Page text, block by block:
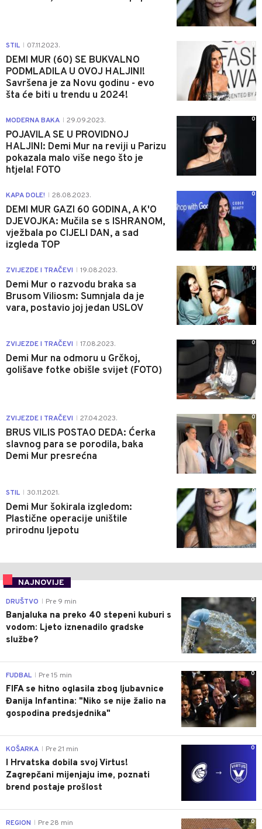
STIL 07.11.2023.
DEMI MUR (60) SE BUKVALNO
PODMLADILA U OVOJ HALJINI!
Savršena je za Novu godinu - evo
šta će biti u trendu u 2024!
MODERNA BAKA 29.09.2023.
POJAVILA SE U PROVIDNOJ
HALJINI: Demi Mur na reviji u Parizu
pokazala malo više nego što je
htjela! FOTO
0
KAPA DOLE! 28.08.2023.
DEMI MUR GAZI 60 GODINA, A K'O
DJEVOJKA: Mučila se s ISHRANOM,
vježbala po CIJELI DAN, a sad
izgleda TOP
0
ZVIJEZDE I TRAČEVI 19.08.2023.
Demi Mur o razvodu braka sa
Brusom Viliosm: Sumnjala da je
vara, postavio joj jedan USLOV
0
ZVIJEZDE I TRAČEVI 17.08.2023.
Demi Mur na odmoru u Grčkoj,
golišave fotke obišle svijet (FOTO)
0
ZVIJEZDE I TRAČEVI 27.04.2023.
BRUS VILIS POSTAO DEDA: Ćerka
slavnog para se porodila, baka
Demi Mur presrećna
0
STIL 30.11.2021.
Demi Mur šokirala izgledom:
Plastične operacije uništile
prirodnu ljepotu
0
NAJNOVIJE
0
DRUŠTVO Pre 9 min
Banjaluka na preko 40 stepeni kuburi s
vodom: Ljeto iznenadilo gradske
službe?
0
FUDBAL Pre 15 min
FIFA se hitno oglasila zbog ljubavnice
Đanija Infantina: "Niko se nije žalio na
gospodina predsjednika"
0
KOŠARKA Pre 21 min
I Hrvatska dobila svoj Virtus!
Zagrepčani mijenjaju ime, poznati
brend postaje prošlost
0
REGION Pre 28 min